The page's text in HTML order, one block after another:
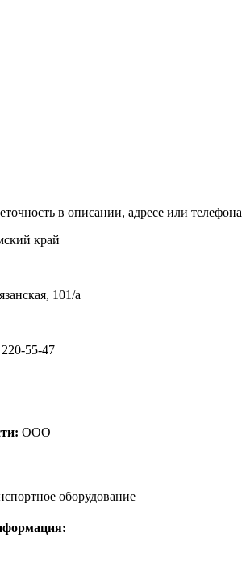
в описании, адресе или
край
101/а
55-47
ООО
оборудование